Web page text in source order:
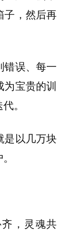
子，然后再
错误、每一
为宝贵的训
。
是以几万块
，灵魂共